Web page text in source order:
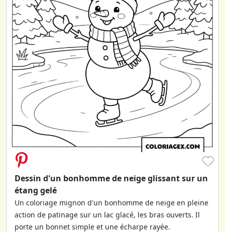
♥
Dessin d'un bonhomme de neige glissant sur un
étang gelé
Un coloriage mignon d'un bonhomme de neige en pleine
action de patinage sur un lac glacé, les bras ouverts. Il
porte un bonnet simple et une écharpe rayée.